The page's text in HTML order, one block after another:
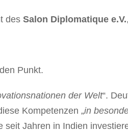
des Salon Diplomatique e.V.
Punkt.
der Welt“.
Kompetenzen „in
seit Jahren in Indien